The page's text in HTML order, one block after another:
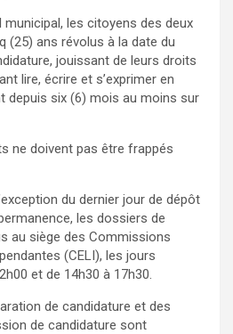
les citoyens des deux
(25) ans révolus à la date du
jouissant de leurs droits
lire, écrire et s’exprimer en
depuis six (6) mois au moins sur
ne doivent pas être frappés
du dernier jour de dépôt
les dossiers de
au siège des Commissions
(CELI), les jours
et de 14h30 à 17h30.
de candidature et des
de candidature sont